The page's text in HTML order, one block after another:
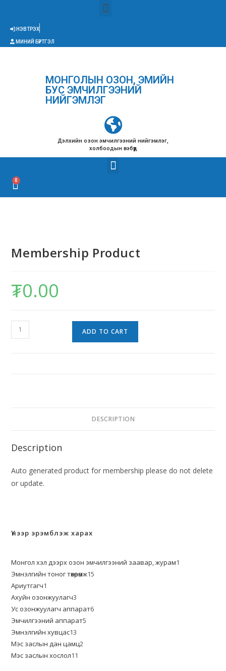
НЭВТРЭХ
МИНИЙ БҮРТГЭЛ
МОНГОЛЫН ОЗОН, ЭМИЙН
БУС ЭМЧИЛГЭЭНИЙ
НИЙГЭМЛЭГ
Дэлхийн озон эмчилгээний нийгэмлэг,
холбоодын вэбүүд
Membership Product
₮0.00
ADD TO CART
DESCRIPTION
Description
Auto generated product for membership please do not delete
or update.
Үнээр эрэмблэж харах
Монгол хэл дээрх озон эмчилгээний заавар, журам1
Эмнэлгийн тоног төхөөрөмж15
Ариутгагч1
Ахуйн озонжуулагч3
Ус озонжуулагч аппарат6
Эмчилгээний аппарат5
Эмнэлгийн хувцас13
Мэс заслын дан цамц2
Мэс заслын хослол11